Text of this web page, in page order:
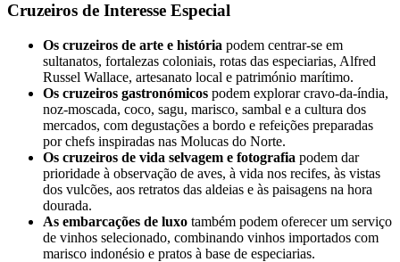
Cruzeiros de Interesse Especial
Os cruzeiros de arte e história podem centrar-se em
sultanatos, fortalezas coloniais, rotas das especiarias, Alfred
Russel Wallace, artesanato local e património marítimo.
Os cruzeiros gastronómicos podem explorar cravo-da-índia,
noz-moscada, coco, sagu, marisco, sambal e a cultura dos
mercados, com degustações a bordo e refeições preparadas
por chefs inspiradas nas Molucas do Norte.
Os cruzeiros de vida selvagem e fotografia podem dar
prioridade à observação de aves, à vida nos recifes, às vistas
dos vulcões, aos retratos das aldeias e às paisagens na hora
dourada.
As embarcações de luxo também podem oferecer um serviço
de vinhos selecionado, combinando vinhos importados com
marisco indonésio e pratos à base de especiarias.